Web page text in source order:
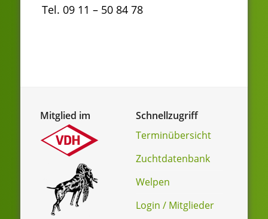
Tel. 09 11 – 50 84 78
Mitglied im
Schnellzugriff
Terminübersicht
Zuchtdatenbank
Welpen
Login / Mitglieder